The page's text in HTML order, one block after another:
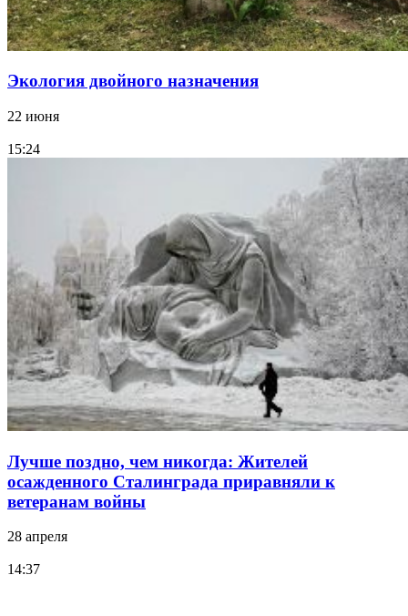
Экология двойного назначения
22 июня
15:24
Лучше поздно, чем никогда: Жителей
осажденного Сталинграда приравняли к
ветеранам войны
28 апреля
14:37